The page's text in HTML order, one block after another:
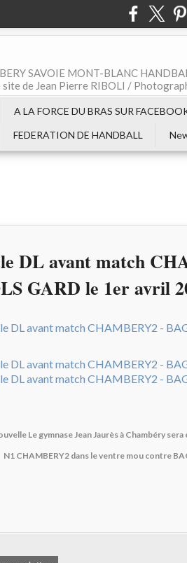
SAVOIE MONT-BLANC
de Jean Pierre RIBOLI /
A LA FORCE DU BRAS SUR
FEDERATION DE HANDBALL
DL avant match
GARD le 1er avril
Le gymnase Jean Jaurès à Chambéry
N1 CHAMBERY2 dans le ventre mou contre